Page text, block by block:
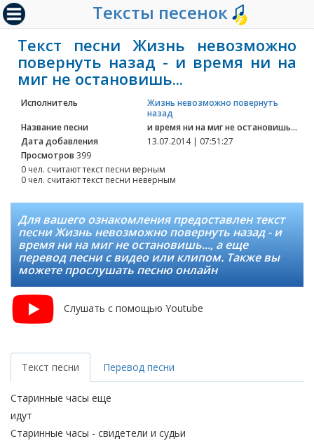
Тексты песенок
Текст песни Жизнь невозможно
повернуть назад - и время ни на
миг не остановишь...
Исполнитель
Жизнь невозможно повернуть
назад
Название песни
и время ни на миг не остановишь...
Дата добавления
13.07.2014 | 07:51:27
Просмотров 399
0 чел. считают текст песни верным
0 чел. считают текст песни неверным
Для вашего ознакомления предоставлен текст
песни Жизнь невозможно повернуть назад - и
время ни на миг не остановишь..., а еще
перевод песни с видео или клипом. Также вы
можете прослушать песню онлайн
Слушать с помощью Youtube
Текст песни Перевод песни
Старинные часы еще
идут
Старинные часы - свидетели и судьи